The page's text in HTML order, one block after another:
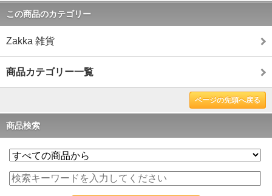
この商品のカテゴリー
Zakka 雑貨
商品カテゴリー一覧
ページの先頭へ戻る
商品検索